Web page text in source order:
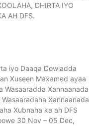
DHIRTA IYO
AH DFS.
iyo Daaqa Dowladda
Xuseen Maxamed ayaa
Wasaaradda Xannaanada
Xannaanada
Xubnaha ka ah DFS
30 Nov – 05 Dec,